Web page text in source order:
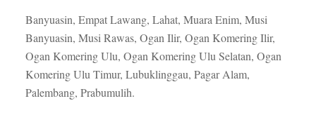
Banyuasin, Empat Lawang, Lahat, Muara Enim, Musi
Banyuasin, Musi Rawas, Ogan Ilir, Ogan Komering Ilir,
Ogan Komering Ulu, Ogan Komering Ulu Selatan, Ogan
Komering Ulu Timur, Lubuklinggau, Pagar Alam,
Palembang, Prabumulih.